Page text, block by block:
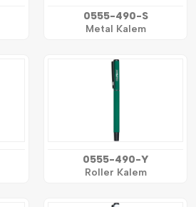
0555-490-S
Metal Kalem
0555-490-Y
Roller Kalem